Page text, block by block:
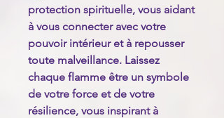
protection spirituelle, vous aidant
à vous connecter avec votre
pouvoir intérieur et à repousser
toute malveillance. Laissez
chaque flamme être un symbole
de votre force et de votre
résilience, vous inspirant à